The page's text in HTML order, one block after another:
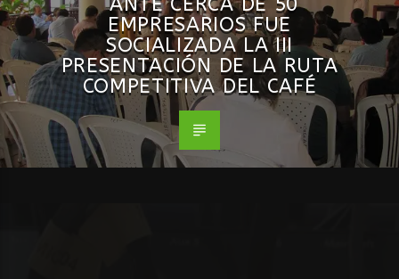
EMPRESARIOS FUE
SOCIALIZADA LA III
PRESENTACIÓN DE LA RUTA
COMPETITIVA DEL CAFÉ